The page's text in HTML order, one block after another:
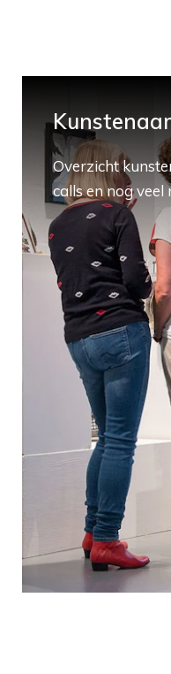
Overzicht
calls en nog veel